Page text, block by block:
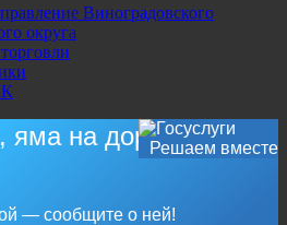
Виноградовского
округа
Решаем вместе
яма на дороге, не
— сообщите о ней!